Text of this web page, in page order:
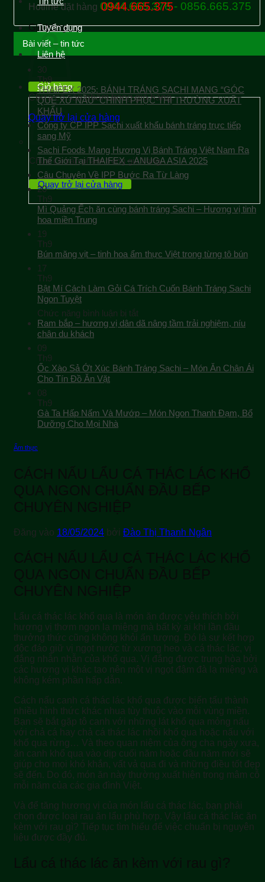
Hotline đặt hàng 0944.665.376 - 0856.665.375
Giỏ hàng
Chưa có sản phẩm trong giỏ hàng.
Quay trở lại cửa hàng
Tuyển dụng
Liên hệ
Giỏ hàng
Chưa có sản phẩm trong giỏ hàng.
Quay trở lại cửa hàng
0944.665.375
Bài viết – tin tức
30
Th9
THAIFEX 2025: BÁNH TRÁNG SACHI MANG “GÓC
QUÊ XỨ NẪU” CHINH PHỤC THỊ TRƯỜNG XUẤT
KHẨU
Công ty CP IPP Sachi xuất khẩu bánh tráng trực tiếp
sang Mỹ
Sachi Foods Mang Hương Vị Bánh Tráng Việt Nam Ra
Thế Giới Tại THAIFEX – ANUGA ASIA 2025
Câu Chuyện Về IPP Bước Ra Từ Làng
20
Th9
Mì Quảng Ếch ăn cùng bánh tráng Sachi – Hương vị tinh
hoa miền Trung
19
Th9
Bún măng vịt – tinh hoa ẩm thực Việt trong từng tô bún
17
Th9
Bật Mí Cách Làm Gỏi Cá Trích Cuốn Bánh Tráng Sachi
Ngon Tuyệt
Chức năng bình luận bị tắtở
Bật
Gỏi
Cá
Tráng
Ram bắp – hương vị dân dã nâng tầm trải nghiệm, níu
chân du khách
09
Th9
Ốc Xào Sả Ớt Xúc Bánh Tráng Sachi – Món Ăn Chân Ái
Cho Tín Đồ Ăn Vặt
08
Th9
Gà Ta Hấp Nấm Và Mướp – Món Ngon Thanh Đạm, Bổ
Dưỡng Cho Mọi Nhà
Ẩm thực
CÁCH NẤU LẨU CÁ THÁC LÁC KHỔ
QUA NGON CHUẨN ĐẦU BẾP
CHUYÊN NGHIỆP
Đăng vào 18/05/2024 bởi Đào Thị Thanh Ngân
CÁCH NẤU LẨU CÁ THÁC LÁC KHỔ
QUA NGON CHUẨN ĐẦU BẾP
CHUYÊN NGHIỆP
Lẩu cá thác lác khổ qua là món ăn được yêu thích bởi
hương vị thơm ngon lạ miệng mà bất kỳ ai khi lần đầu
thưởng thức cũng không khỏi ấn tượng. Đó là sự kết hợp
độc đáo giữ vị ngọt nước từ xương heo và cá thác lác, vị
đắng nhẫn nhẫn của khổ qua. Vị đắng được trung hòa bởi
các hương vị khác tạo nên một vị ngọt đậm đà lạ miệng và
không kém phần hấp dẫn.
Cách nấu canh cá thác lác khổ qua được biến tấu thành
nhiều hình thức khác nhua tùy thuộc vào mỗi vùng miền.
Bạn sẽ bắt gặp tô canh với những lát khổ qua mỏng nấu
với chả cá hay chả cá thác lác nhồi khổ qua hoặc nấu với
khổ qua rừng… Và theo quan niệm của ông cha ngày xưa,
ăn canh khổ qua vào dịp cuối năm hoặc đầu năm mới sẽ
giúp cho mọi khó khắn, vất vả qua đi và những điều tốt đẹp
sẽ đến. Do đó, món ăn này thường xuất hiện trong mâm cỗ
mỗi năm của các gia đình Việt.
Và để tăng hương vị của món lẩu cá thác lác, bạn phải
chọn được loại rau ăn lẩu phù hợp. Vậy lẩu cá thác lác ăn
kèm với rau gì? Tiếp tục tìm hiểu để việc chuẩn bị nguyên
liệu được đầy đủ.
Lẩu cá thác lác ăn kèm với rau gì?